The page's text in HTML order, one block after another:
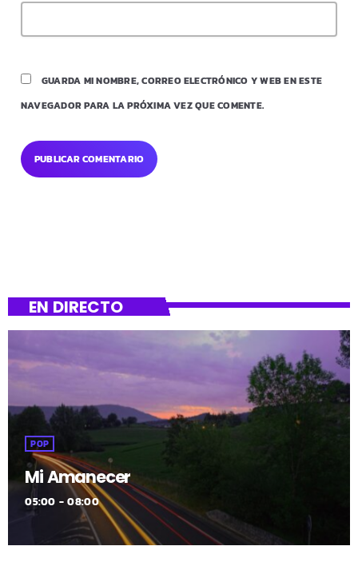
GUARDA MI NOMBRE, CORREO ELECTRÓNICO Y WEB EN ESTE
NAVEGADOR PARA LA PRÓXIMA VEZ QUE COMENTE.
EN DIRECTO
POP
Mi Amanecer
05:00 - 08:00